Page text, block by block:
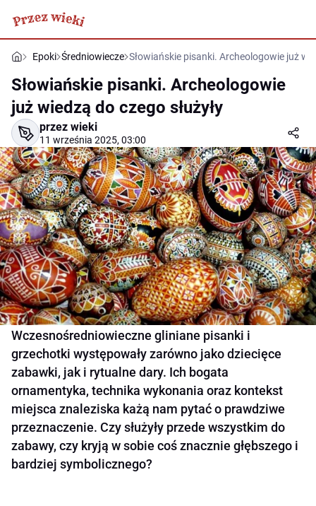
Epoki Średniowiecze Słowiańskie pisanki. Archeologowie już
Słowiańskie pisanki. Archeologowie
już wiedzą do czego służyły
przez wieki
11 września 2025, 03:00
Wczesnośredniowieczne gliniane pisanki i
grzechotki występowały zarówno jako dziecięce
zabawki, jak i rytualne dary. Ich bogata
ornamentyka, technika wykonania oraz kontekst
miejsca znaleziska każą nam pytać o prawdziwe
przeznaczenie. Czy służyły przede wszystkim do
zabawy, czy kryją w sobie coś znacznie głębszego i
bardziej symbolicznego?